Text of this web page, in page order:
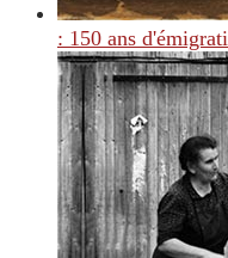
: 150 ans